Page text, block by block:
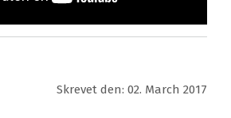
Skrevet den: 02. March 2017